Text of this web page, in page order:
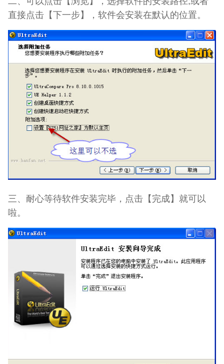
直接点击【下一步】，软件会安装在默认的位置。
三、耐心等待软件安装完毕，点击【完成】就可以
啦。